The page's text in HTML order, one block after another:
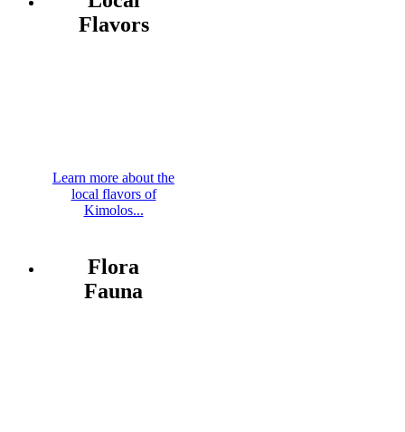
Flavors
Learn more about the
local flavors of
Kimolos...
Flora
Fauna